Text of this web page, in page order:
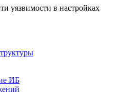
уязвимости в настройках
ИБ